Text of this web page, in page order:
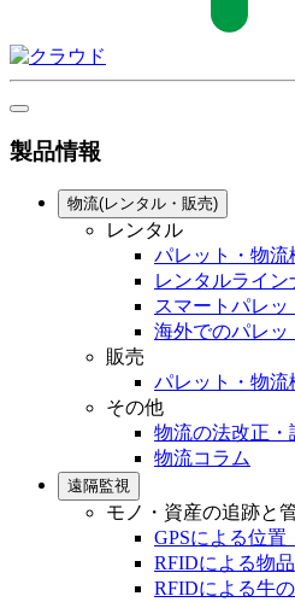
製品情報
物流(レンタル・販売)
レンタル
パレット・物
レンタルライン
スマートパレ
海外でのパレッ
販売
パレット・物流
その他
物流の法改正・
物流コラム
遠隔監視
モノ・資産の追跡と
GPSによる位置
RFIDによる物
RFIDによる牛